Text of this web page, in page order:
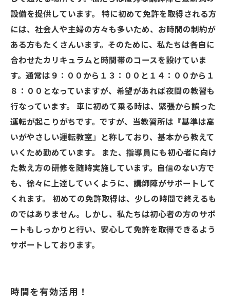
設備を提供しています。 特に初めて免許を取得される方
には、社会人や主婦の方々も多いため、お時間の制約が
ある方もたくさんいます。そのために、私たちは各自に
合わせたカリキュラムと時間帯のコースを設けていま
す。通常は９：００から１３：００と１４：００から１
８：００となっていますが、希望があれば夜間の教習も
行なっています。 車に初めて乗る時は、緊張から誤った
運転が起こりがちです。ですが、当教習所は『基準は高
いがやさしい運転教室』と称しており、基本から教えて
いくため勤めています。 また、指導員にも初心者に向け
た教え方の研修を随時実施しています。自信のない方で
も、徐々に上達していくように、講師陣がサポートして
くれます。 初めての免許取得は、少しの時間で終えるも
のではありません。しかし、私たちは初心者の方のサポ
ートもしっかりと行い、安心して免許を取得できるよう
サポートしております。
時間を有効活用！